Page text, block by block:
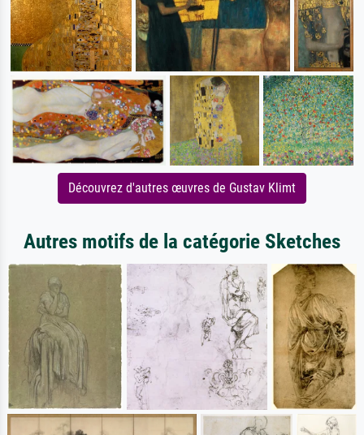
Découvrez d'autres œuvres de Gustav Klimt
Autres motifs de la catégorie Sketches